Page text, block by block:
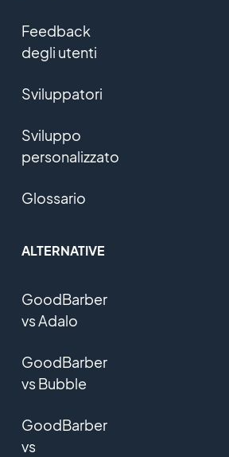
Feedback
degli utenti
Sviluppatori
Sviluppo
personalizzato
Glossario
ALTERNATIVE
GoodBarber
vs Adalo
GoodBarber
vs Bubble
GoodBarber
vs